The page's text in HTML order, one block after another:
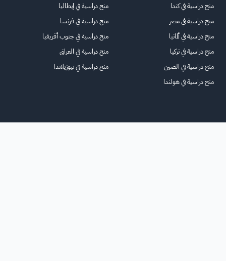
منح دراسية في كندا
منح دراسية في مصر
منح دراسية في ألمانيا
منح دراسية في تركيا
منح دراسية في الصين
منح دراسية في هولندا
منح دراسية في إيطاليا
منح دراسية في فرنسا
منح دراسية في جنوب أفريقيا
منح دراسية في العراق
منح دراسية في نيوزيلاندا